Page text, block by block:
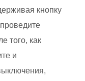
кнопку
того, как
и